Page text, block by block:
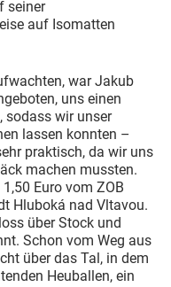
seiner
auf Isomatten
war Jakub
uns einen
sodass wir unser
lassen konnten –
praktisch, da wir uns
machen mussten.
Euro vom ZOB
Hluboká nad Vltavou.
über Stock und
Schon vom Weg aus
über das Tal, in dem
Heuballen, ein